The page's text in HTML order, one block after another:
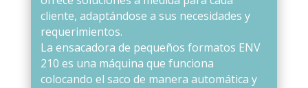
cliente, adaptándose a sus necesidades y
requerimientos.
La ensacadora de pequeños formatos ENV
210 es una máquina que funciona
colocando el saco de manera automática y